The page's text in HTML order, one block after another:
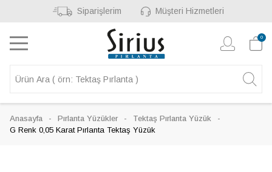
Siparişlerim Müşteri Hizmetleri
0
Anasayfa Pırlanta Yüzükler
Tektaş Pırlanta Yüzük
G Renk 0,05 Karat Pırlanta Tektaş Yüzük